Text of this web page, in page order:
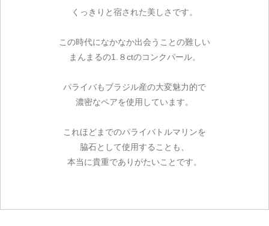
くっきりと宿された美しさです。
この時代になかなか出会うことの難しい
まんまるの1.８ctのコンクパール。
パライバもブラジル産の大変魅力的で
濃密なペアを使用しています。
これほどまでのパライバトルマリンを
脇石として使用することも、
本当に貴重でありがたいことです。